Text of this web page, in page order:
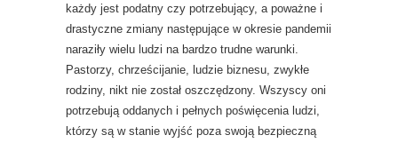
każdy jest podatny czy potrzebujący, a poważne i
drastyczne zmiany następujące w okresie pandemii
naraziły wielu ludzi na bardzo trudne warunki.
Pastorzy, chrześcijanie, ludzie biznesu, zwykłe
rodziny, nikt nie został oszczędzony. Wszyscy oni
potrzebują oddanych i pełnych poświęcenia ludzi,
którzy są w stanie wyjść poza swoją bezpieczną